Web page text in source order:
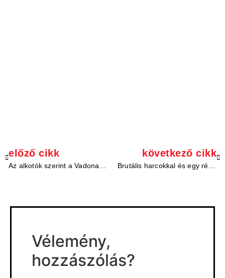
előző cikk következő cikk
Vélemény,
hozzászólás?